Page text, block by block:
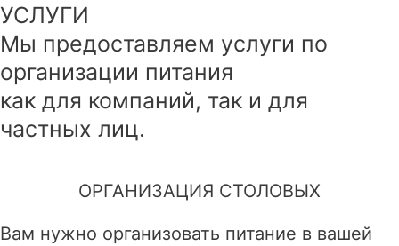
УСЛУГИ
Мы предоставляем услуги по
организации питания
как для компаний, так и для
частных лиц.
ОРГАНИЗАЦИЯ СТОЛОВЫХ
Вам нужно организовать питание в вашей